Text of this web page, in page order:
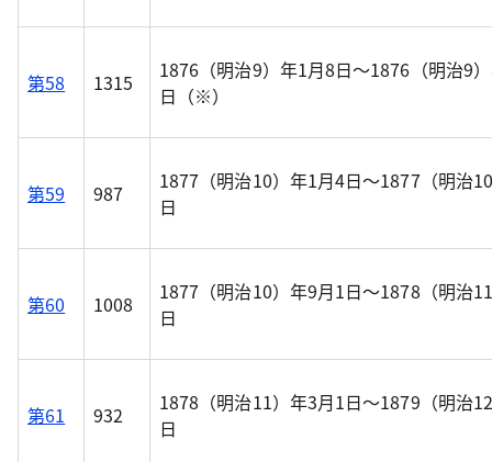
第58 1315
1876（明治9）年1月8日～1876（明治9
日（※）
第59 987
1877（明治10）年1月4日～1877（明治
日
第60 1008
1877（明治10）年9月1日～1878（明治
日
第61 932
1878（明治11）年3月1日～1879（明治
日